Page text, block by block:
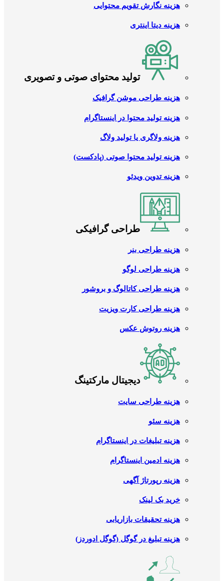
هزینه نگارش تقویم محتوایی
هزینه دیتا اینتری
تولید محتوای صوتی و تصویری
هزینه طراحی موشن گرافیک
هزینه تولید محتوا در اینستاگرام
هزینه ولاگری یا تولید ولاگ
هزینه تولید محتوا صوتی (پادکست)
هزینه تدوین ویدئو
طراحی گرافیکی
هزینه طراحی بنر
هزینه طراحی لوگو
هزینه طراحی کاتالوگ و بروشور
هزینه طراحی کارت ویزیت
هزینه روتوش عکس
دیجیتال مارکتینگ
هزینه طراحی سایت
هزینه سئو
هزینه تبلیغات در اینستاگرام
هزینه ادمین اینستاگرام
هزینه رپورتاژ آگهی
خرید بک لینک
هزینه تحقیقات بازاریابی
هزینه تبلیغ در گوگل (گوگل ادوردز)